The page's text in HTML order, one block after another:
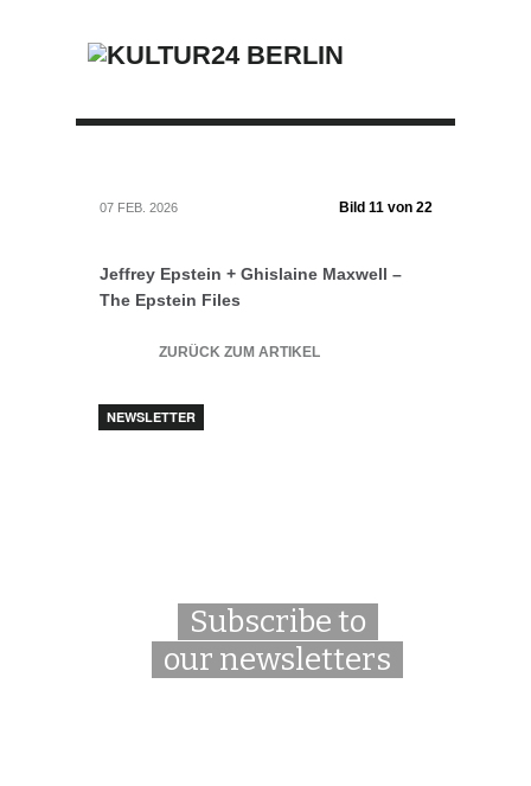
07 FEB. 2026 Bild 11 von 22
Jeffrey Epstein + Ghislaine Maxwell –
The Epstein Files
ZURÜCK ZUM ARTIKEL
NEWSLETTER
Subscribe to
our newsletters